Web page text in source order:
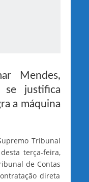
Mendes,
se justifica
a máquina
Tribunal
terça-feira,
de Contas
direta